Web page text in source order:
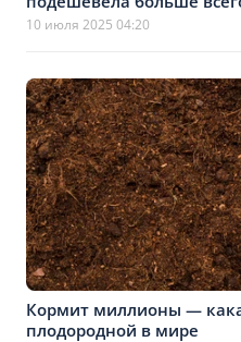
10 июля 2025 04:20
Кормит миллионы —
плодородной в мире